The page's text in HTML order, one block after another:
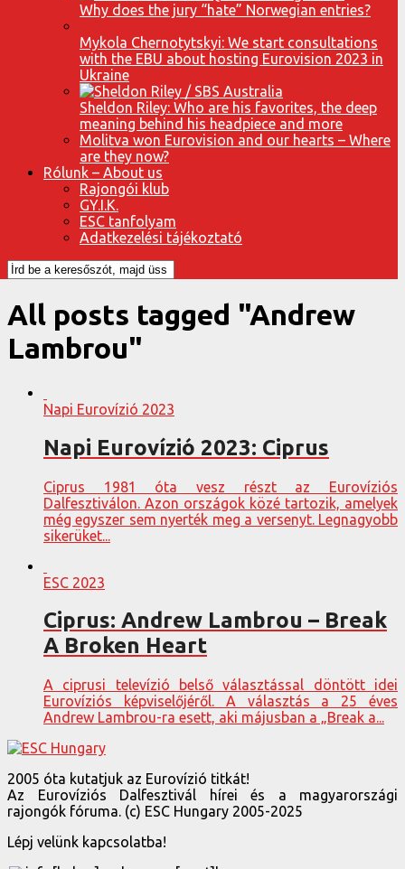
Why does the jury “hate” Norwegian entries?
Mykola Chernotytskyi: We start consultations
with the EBU about hosting Eurovision 2023 in
Ukraine
Sheldon Riley: Who are his favorites, the deep
meaning behind his headpiece and more
Molitva won Eurovision and our hearts – Where
are they now?
Rólunk – About us
Rajongói klub
GY.I.K.
ESC tanfolyam
Adatkezelési tájékoztató
All posts tagged "Andrew
Lambrou"
Napi Eurovízió 2023
Napi Eurovízió 2023: Ciprus
Ciprus 1981 óta vesz részt az Eurovíziós
Dalfesztiválon. Azon országok közé tartozik, amelyek
még egyszer sem nyerték meg a versenyt. Legnagyobb
sikerüket...
ESC 2023
Ciprus: Andrew Lambrou – Break
A Broken Heart
A ciprusi televízió belső választással döntött idei
Eurovíziós képviselőjéről. A választás a 25 éves
Andrew Lambrou-ra esett, aki májusban a „Break a...
2005 óta kutatjuk az Eurovízió titkát!
Az Eurovíziós Dalfesztivál hírei és a magyarországi
rajongók fóruma. (c) ESC Hungary 2005-2025
Lépj velünk kapcsolatba!